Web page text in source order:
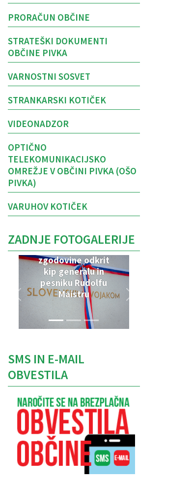
PRORAČUN OBČINE
STRATEŠKI DOKUMENTI
OBČINE PIVKA
VARNOSTNI SOSVET
STRANKARSKI KOTIČEK
VIDEONADZOR
OPTIČNO
TELEKOMUNIKACIJSKO
OMREŽJE V OBČINI PIVKA (OŠO
PIVKA)
VARUHOV KOTIČEK
ZADNJE FOTOGALERIJE
V Parku vojaške
zgodovine odkrit
kip generalu in
pesniku Rudolfu
Maistru
SMS IN E-MAIL
OBVESTILA